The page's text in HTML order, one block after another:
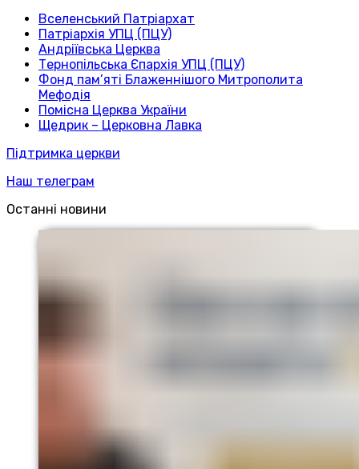
Вселенський Патріархат
Патріархія УПЦ (ПЦУ)
Андріївська Церква
Тернопільська Єпархія УПЦ (ПЦУ)
Фонд пам’яті Блаженнішого Митрополита
Мефодія
Помісна Церква України
Щедрик – Церковна Лавка
Підтримка церкви
Наш телеграм
Останні новини